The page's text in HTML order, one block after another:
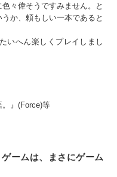
々偉そうですみません。と
か、頼もしい一本であると
いへん楽しくプレイしまし
』(Force)等
ームは、まさにゲーム